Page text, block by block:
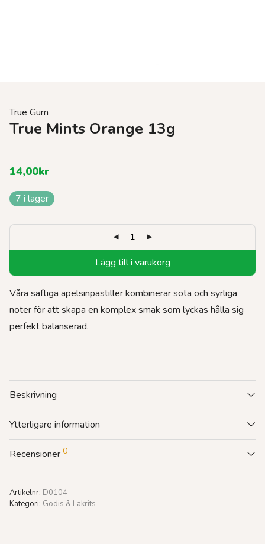
True Gum
True Mints Orange 13g
14,00kr
7 i lager
Lägg till i varukorg
Våra saftiga apelsinpastiller kombinerar söta och syrliga
noter för att skapa en komplex smak som lyckas hålla sig
perfekt balanserad.
Beskrivning
Ytterligare information
Recensioner 0
Artikelnr: D0104
Kategori: Godis & Lakrits